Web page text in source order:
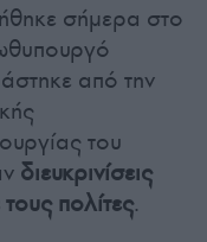
σήμερα στο
από την
του
διευκρινίσεις
πολίτες.